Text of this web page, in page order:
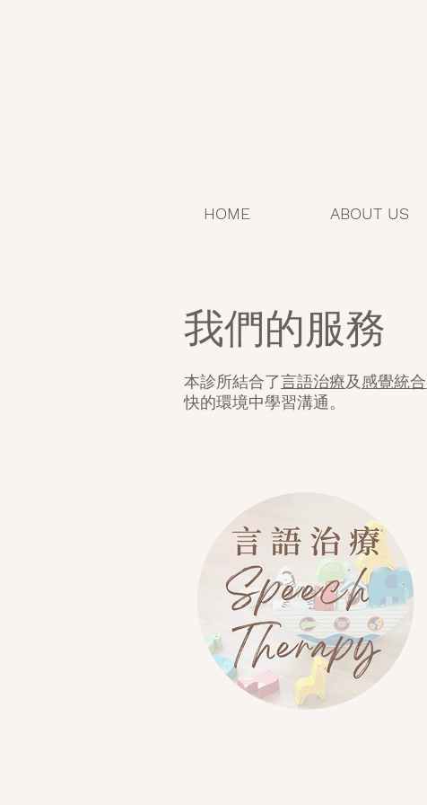
HOME ABOUT US
我們的服務
本診所結合了言語治療及感覺統合
快的環境中學習溝通。